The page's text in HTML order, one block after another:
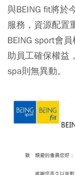
與BEING fit將於
服務，資源配置
BEING sport會
助員工確保權益
spa則無異動。